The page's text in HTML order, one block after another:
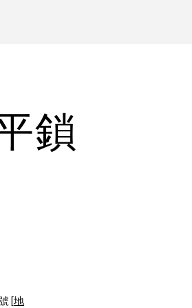
鎖
[
地